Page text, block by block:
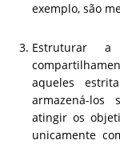
exemplo, são
Estruturar
aqueles
armazená-los
atingir os
unicamente